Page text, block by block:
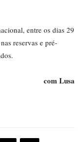
entre os dias 29
reservas e pré-
com Lusa